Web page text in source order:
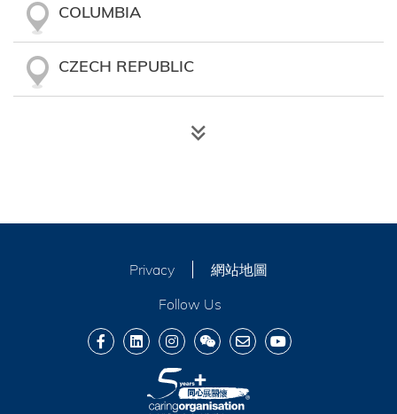
COLUMBIA
CZECH REPUBLIC
ESTONIA
FRANCE
Privacy
網站地圖
Follow Us